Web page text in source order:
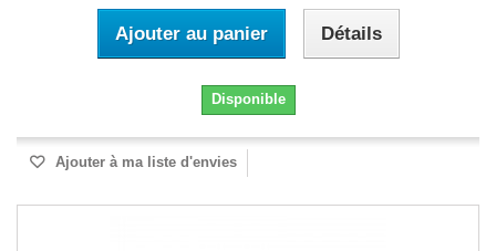
Ajouter au panier Détails
Disponible
Ajouter à ma liste d'envies